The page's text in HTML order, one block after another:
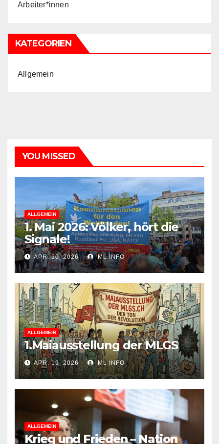
Arbeiter*innen
KATEGORIEN
Allgemein
YOU MISSED
ALLGEMEIN
1. Mai 2026: Völker, hört die
Signale!
APR. 30, 2026 ML INFO
ALLGEMEIN
1.Maiausstellung der MLGS
APR. 19, 2026 ML INFO
ALLGEMEIN
Krieg und Frieden – Nation